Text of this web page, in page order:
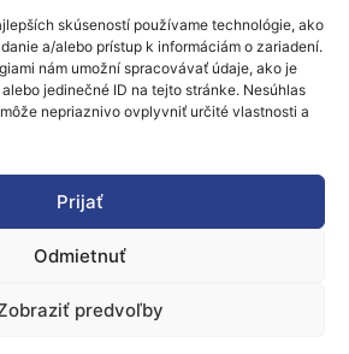
skúseností používame technológie, ako
a/alebo prístup k informáciám o zariadení.
nám umožní spracovávať údaje, ako je
jedinečné ID na tejto stránke. Nesúhlas
nepriaznivo ovplyvniť určité vlastnosti a
Prijať
Odmietnuť
predvoľby
Novinky
osobných údajov
Programu Slovensko. Portál
vedecko-technických
informácií SR“